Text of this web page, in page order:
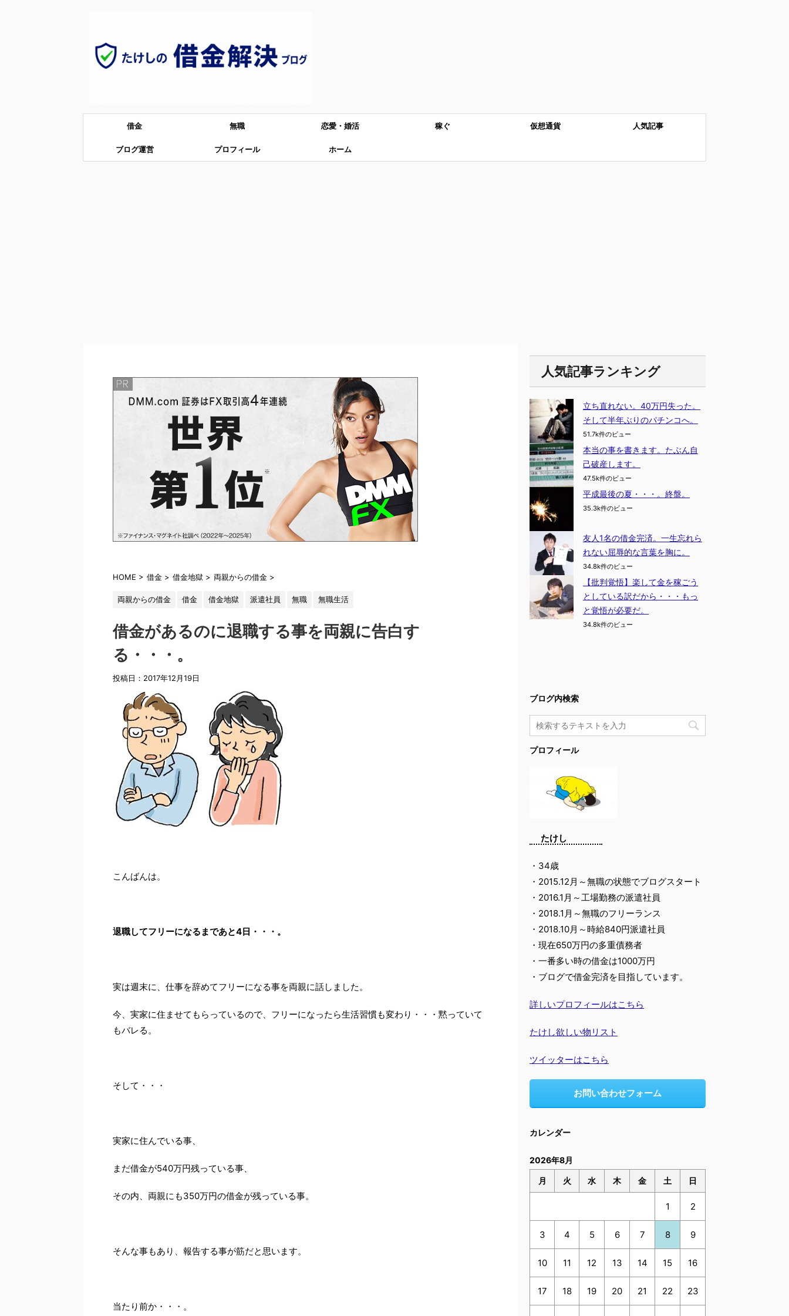
借金 無職 恋愛・婚活 稼ぐ 仮想通貨 人気記事
ブログ運営 プロフィール ホーム
HOME > 借金 > 借金地獄 > 両親からの借金 >
両親からの借金 借金 借金地獄 派遣社員 無職 無職生活
借金があるのに退職する事を両親に告白す
る・・・。
投稿日：2017年12月19日
こんばんは。
退職してフリーになるまであと4日・・・。
実は週末に、仕事を辞めてフリーになる事を両親に話しました。
今、実家に住ませてもらっているので、フリーになったら生活習慣も変わり・・・黙っていて
もバレる。
そして・・・
実家に住んでいる事、
まだ借金が540万円残っている事、
その内、両親にも350万円の借金が残っている事。
そんな事もあり、報告する事が筋だと思います。
当たり前か・・・。
人気記事ランキング
立ち直れない。40万円失った。
そして半年ぶりのパチンコへ。
51.7k件のビュー
本当の事を書きます。たぶん自
己破産します。
47.5k件のビュー
平成最後の夏・・・。終盤。
35.3k件のビュー
友人1名の借金完済。一生忘れら
れない屈辱的な言葉を胸に。
34.8k件のビュー
【批判覚悟】楽して金を稼ごう
としている訳だから・・・もっ
と覚悟が必要だ。
34.8k件のビュー
ブログ内検索
プロフィール
たけし
・34歳
・2015.12月～無職の状態でブログスタート
・2016.1月～工場勤務の派遣社員
・2018.1月～無職のフリーランス
・2018.10月～時給840円派遣社員
・現在650万円の多重債務者
・一番多い時の借金は1000万円
・ブログで借金完済を目指しています。
詳しいプロフィールはこちら
たけし欲しい物リスト
ツイッターはこちら
お問い合わせフォーム
カレンダー
2026年8月
月 火 水 木 金 土 日
1 2
3 4 5 6 7 8 9
10 11 12 13 14 15 16
17 18 19 20 21 22 23